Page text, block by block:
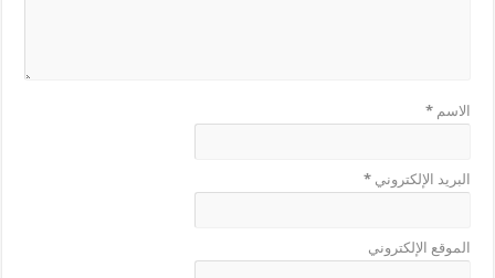
الاسم*
البريد الإلكتروني*
الموقع الإلكتروني